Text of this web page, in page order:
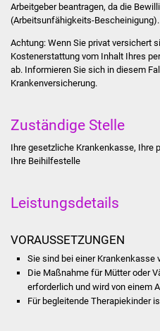
Arbeitgeber beantragen, da die
(Arbeitsunfähigkeits-Bescheinigung).
Achtung: Wenn Sie privat versichert
Kostenerstattung vom Inhalt Ihres
ab. Informieren Sie sich in diesem
Krankenversicherung.
Zuständige Stelle
Ihre gesetzliche Krankenkasse, Ihre
Ihre Beihilfestelle
Leistungsdetails
VORAUSSETZUNGEN
Sie sind bei einer Krankenkasse
Die Maßnahme für Mütter oder
erforderlich und wird von einem
Für begleitende Therapiekinder